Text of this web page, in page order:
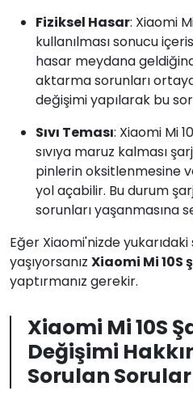
Fiziksel Hasar: Xiaomi
kullanılması sonucu
hasar meydana
aktarma sorunları
değişimi yapılarak bu
Sıvı Teması: Xiaomi Mi
sıvıya maruz kalması
pinlerin oksitlenmesine
yol açabilir. Bu durum
sorunları yaşanmasına
Eğer Xiaomi'nizde
yaşıyorsanız Xiaomi Mi
yaptırmanız gerekir.
Xiaomi Mi 10S
Değişimi
Sorulan Sorular